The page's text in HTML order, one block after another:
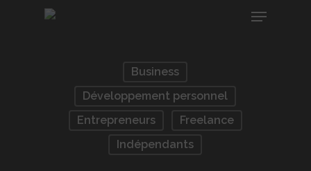
Business
Développement personnel
Entrepreneurs
Freelance
Indépendants